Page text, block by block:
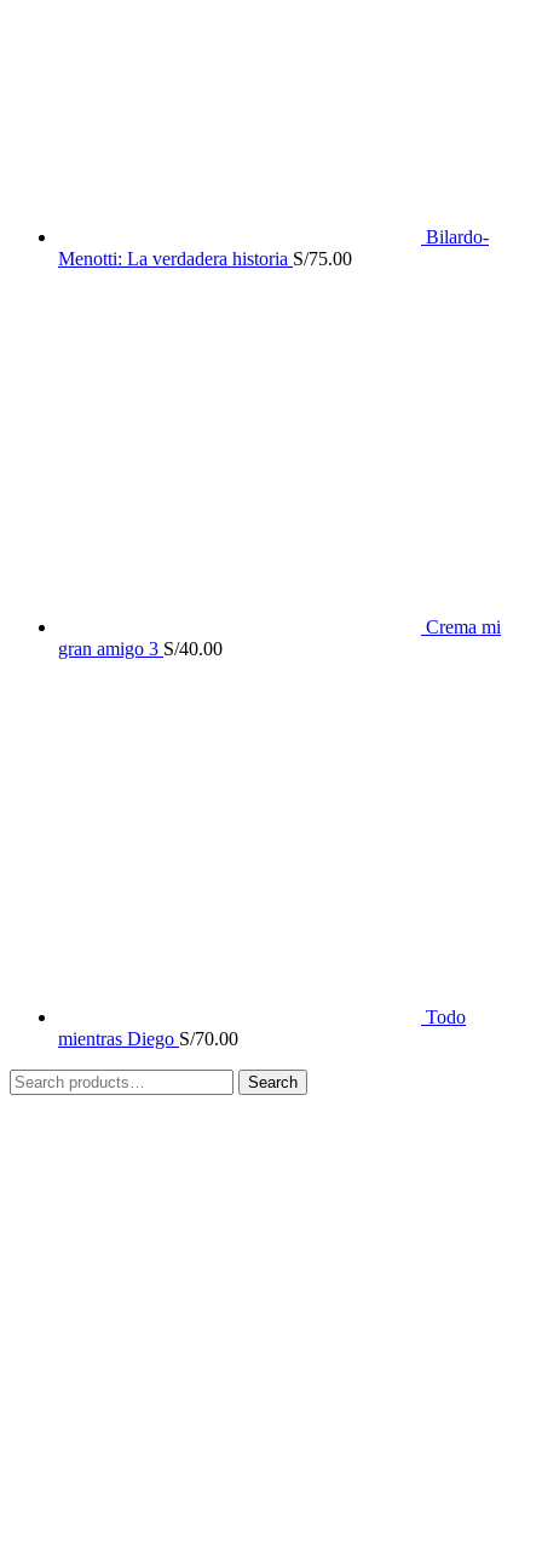
Bilardo-
Menotti: La verdadera historia S/75.00
Crema mi
gran amigo 3 S/40.00
Todo
mientras Diego S/70.00
Search
for:
Search